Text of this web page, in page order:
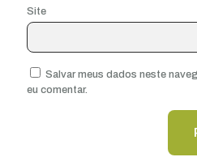
Site
Salvar meus dados neste
eu comentar.